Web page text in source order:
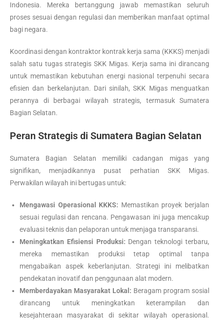
Indonesia. Mereka bertanggung jawab memastikan seluruh
proses sesuai dengan regulasi dan memberikan manfaat optimal
bagi negara.
Koordinasi dengan kontraktor kontrak kerja sama (KKKS) menjadi
salah satu tugas strategis SKK Migas. Kerja sama ini dirancang
untuk memastikan kebutuhan energi nasional terpenuhi secara
efisien dan berkelanjutan. Dari sinilah, SKK Migas menguatkan
perannya di berbagai wilayah strategis, termasuk Sumatera
Bagian Selatan.
Peran Strategis di Sumatera Bagian Selatan
Sumatera Bagian Selatan memiliki cadangan migas yang
signifikan, menjadikannya pusat perhatian SKK Migas.
Perwakilan wilayah ini bertugas untuk:
Mengawasi Operasional KKKS: Memastikan proyek berjalan
sesuai regulasi dan rencana. Pengawasan ini juga mencakup
evaluasi teknis dan pelaporan untuk menjaga transparansi.
Meningkatkan Efisiensi Produksi: Dengan teknologi terbaru,
mereka memastikan produksi tetap optimal tanpa
mengabaikan aspek keberlanjutan. Strategi ini melibatkan
pendekatan inovatif dan penggunaan alat modern.
Memberdayakan Masyarakat Lokal: Beragam program sosial
dirancang untuk meningkatkan keterampilan dan
kesejahteraan masyarakat di sekitar wilayah operasional.